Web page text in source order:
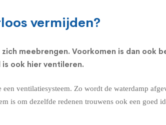
vermijden?
meebrengen. Voorkomen is dan ook
ook hier ventileren.
een ventilatiesysteem. Zo wordt de waterdamp
is om dezelfde redenen trouwens ook een goed